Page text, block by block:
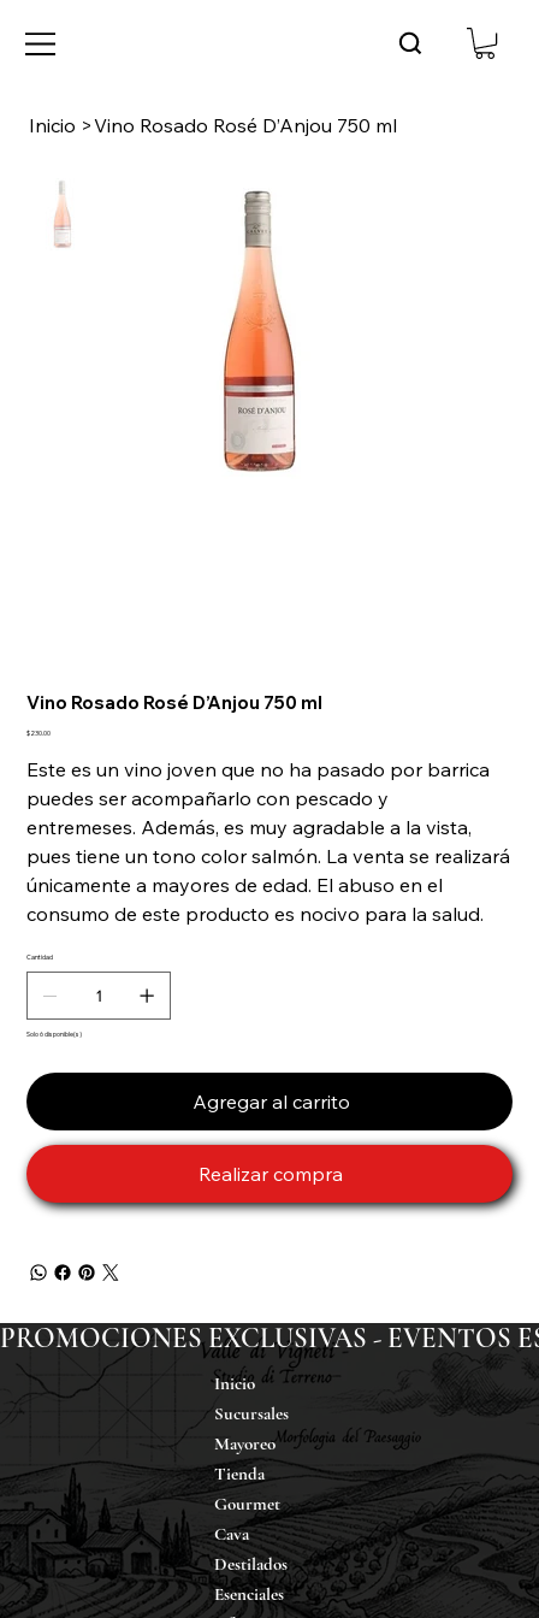
Inicio >Vino Rosado Rosé D’Anjou 750 ml
Vino Rosado Rosé D’Anjou 750 ml
Precio
$230.00
Este es un vino joven que no ha pasado por barrica
puedes ser acompañarlo con pescado y
entremeses. Además, es muy agradable a la vista,
pues tiene un tono color salmón. La venta se realizará
únicamente a mayores de edad. El abuso en el
consumo de este producto es nocivo para la salud.
Cantidad
Solo 6 disponible(s)
Agregar al carrito
Realizar compra
PROMOCIONES EXCLUSIVAS - EVENTOS
Inicio
Sucursales
Mayoreo
Tienda
Gourmet
Cava
Destilados
Esenciales